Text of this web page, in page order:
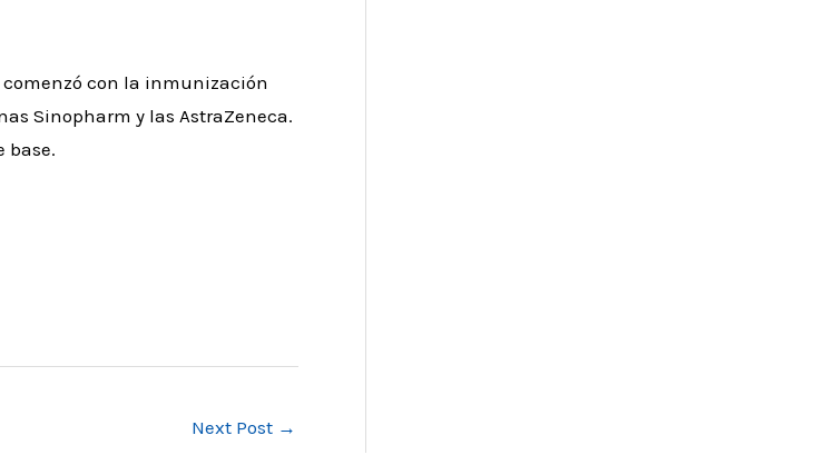
con la inmunización
Sinopharm y las AstraZeneca.
base.
Next Post →